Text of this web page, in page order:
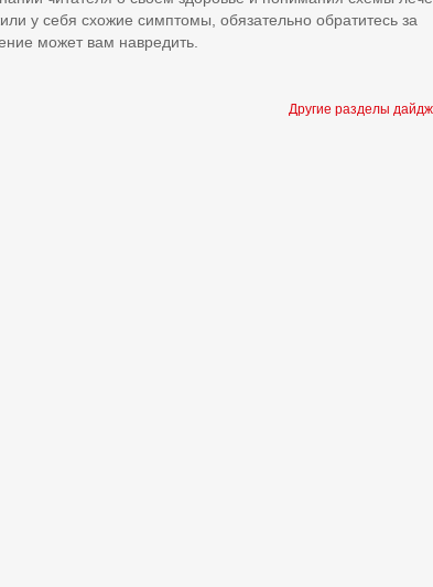
у себя схожие симптомы, обязательно обратитесь за
может вам навредить.
Другие разделы